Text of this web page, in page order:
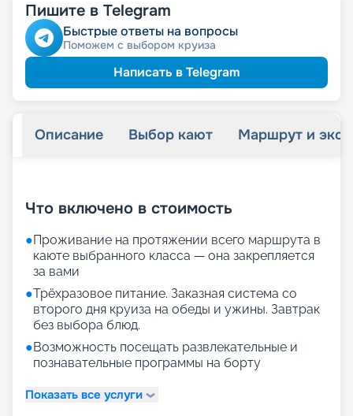
Пишите в Telegram
Быстрые ответы на вопросы
Поможем с выбором круиза
Написать в Telegram
Описание Выбор кают Маршрут и
Что включено в стоимость
●Проживание на протяжении всего маршрута в
каюте выбранного класса — она закрепляется
за вами
●Трёхразовое питание. Заказная система со
второго дня круиза на обеды и ужины. Завтрак
без выбора блюд.
●Возможность посещать развлекательные и
познавательные программы на борту
Показать все услуги